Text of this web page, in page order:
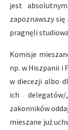
jest
zapoznawszy
pragnęli
Komisje
np. w Hiszpanii i
w diecezji albo
ich
zakonników
mieszane już